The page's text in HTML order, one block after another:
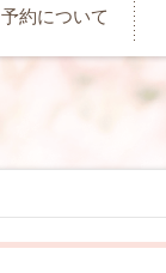
予約について